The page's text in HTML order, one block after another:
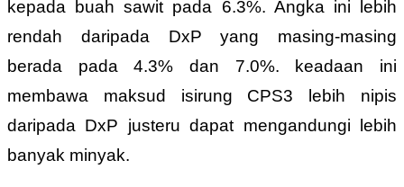
kepada buah sawit pada 6.3%. Angka ini lebih
rendah daripada DxP yang masing-masing
berada pada 4.3% dan 7.0%. keadaan ini
membawa maksud isirung CPS3 lebih nipis
daripada DxP justeru dapat mengandungi lebih
banyak minyak.